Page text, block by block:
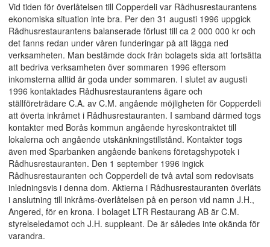
Vid tiden för överlåtelsen till Copperdeli var Rådhusrestaurantens
ekonomiska situation inte bra. Per den 31 augusti 1996 uppgick
Rådhusrestaurantens balanserade förlust till ca 2 000 000 kr och
det fanns redan under våren funderingar på att lägga ned
verksamheten. Man bestämde dock från bolagets sida att fortsätta
att bedriva verksamheten över sommaren 1996 eftersom
inkomsterna alltid är goda under sommaren. I slutet av augusti
1996 kontaktades Rådhusrestaurantens ägare och
ställföreträdare C.A. av C.M. angående möjligheten för Copperdeli
att överta inkråmet i Rådhusrestauranten. I samband därmed togs
kontakter med Borås kommun angående hyreskontraktet till
lokalerna och angående utskänkningstillstånd. Kontakter togs
även med Sparbanken angående bankens företagshypotek i
Rådhusrestauranten. Den 1 september 1996 ingick
Rådhusrestauranten och Copperdeli de två avtal som redovisats
inledningsvis i denna dom. Aktierna i Rådhusrestauranten överläts
i anslutning till inkråms-överlåtelsen på en person vid namn J.H.,
Angered, för en krona. I bolaget LTR Restaurang AB är C.M.
styrelseledamot och J.H. suppleant. De är således inte okända för
varandra.